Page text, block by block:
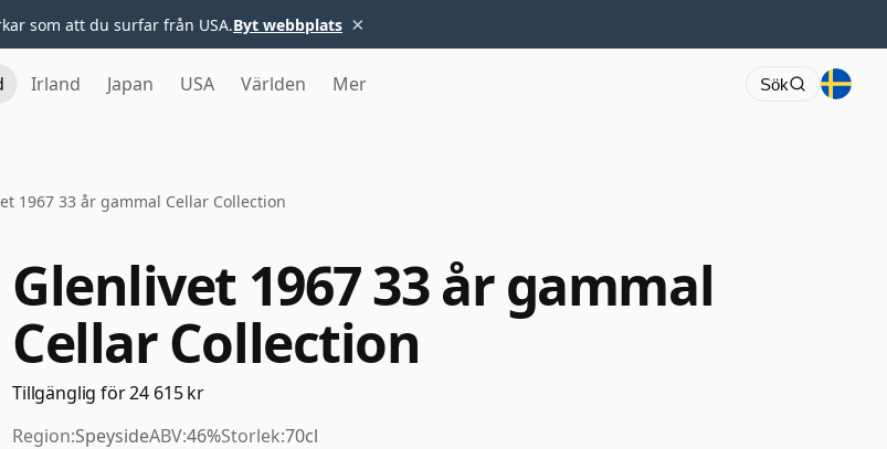
som att du surfar från USA.Byt webbplats ×
Irland Japan USA Världen Mer Sök
1967 33 år gammal Cellar Collection
Glenlivet 1967 33 år gammal
Cellar Collection
Tillgänglig för 24 615 kr
Region:SpeysideABV:46%Storlek:70cl